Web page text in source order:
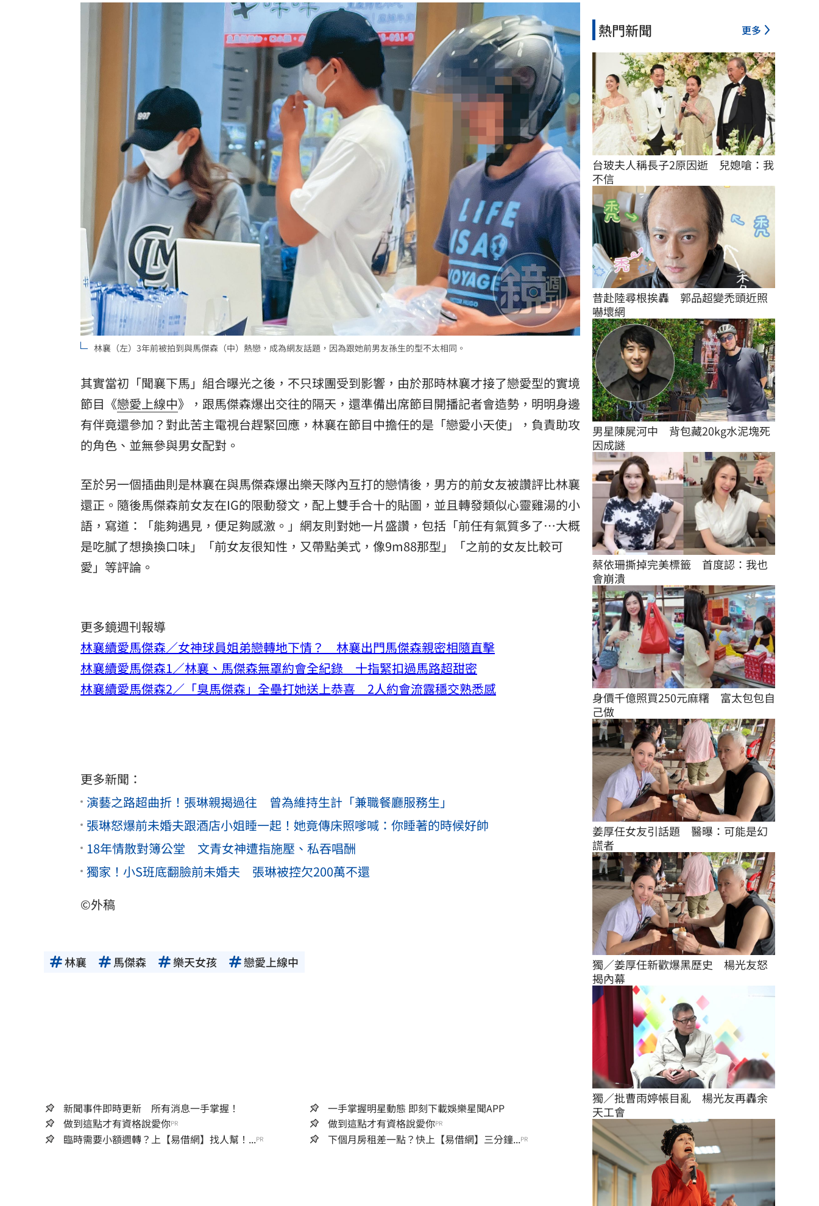
林襄（左）3年前被拍到與馬傑森（中）熱戀，成為網友話題，因為跟她前男友孫生的型不太相同。
其實當初「聞襄下馬」組合曝光之後，不只球團受到影響，由於那時林襄才接了戀愛型的實境
節目《戀愛上線中》，跟馬傑森爆出交往的隔天，還準備出席節目開播記者會造勢，明明身邊
有伴竟還參加？對此苦主電視台趕緊回應，林襄在節目中擔任的是「戀愛小天使」，負責助攻
的角色、並無參與男女配對。
至於另一個插曲則是林襄在與馬傑森爆出樂天隊內互打的戀情後，男方的前女友被讚評比林襄
還正。隨後馬傑森前女友在IG的限動發文，配上雙手合十的貼圖，並且轉發類似心靈雞湯的小
語，寫道：「能夠遇見，便足夠感激。」網友則對她一片盛讚，包括「前任有氣質多了…大概
是吃膩了想換換口味」「前女友很知性，又帶點美式，像9m88那型」「之前的女友比較可
愛」等評論。
更多鏡週刊報導
林襄續愛馬傑森／女神球員姐弟戀轉地下情？ 林襄出門馬傑森親密相隨直擊
林襄續愛馬傑森1／林襄、馬傑森無罩約會全紀錄 十指緊扣過馬路超甜密
林襄續愛馬傑森2／「臭馬傑森」全壘打她送上恭喜 2人約會流露穩交熟悉感
更多新聞：
演藝之路超曲折！張琳親揭過往 曾為維持生計「兼職餐廳服務生」
張琳怒爆前未婚夫跟酒店小姐睡一起！她竟傳床照嗲喊：你睡著的時候好帥
18年情散對簿公堂 文青女神遭指施壓、私吞唱酬
獨家！小S班底翻臉前未婚夫 張琳被控欠200萬不還
©外稿
林襄 馬傑森 樂天女孩 戀愛上線中
新聞事件即時更新 所有消息一手掌握！
一手掌握明星動態 即刻下載娛樂星聞APP
做到這點才有資格說愛你PR 做到這點才有資格說愛你PR
臨時需要小額週轉？上【易借網】找人幫！...PR 下個月房租差一點？快上【易借網】三分鐘...PR
熱門新聞 更多
台玻夫人稱長子2原因逝　兒媳嗆：我
不信
昔赴陸尋根挨轟　郭品超變禿頭近照
嚇壞網
男星陳屍河中　背包藏20kg水泥塊死
因成謎
蔡依珊撕掉完美標籤　首度認：我也
會崩潰
身價千億照買250元麻糬　富太包包自
己做
姜厚任女友引話題　醫曝：可能是幻
謊者
獨／姜厚任新歡爆黑歷史　楊光友怒
揭內幕
獨／批曹雨婷帳目亂　楊光友再轟余
天工會